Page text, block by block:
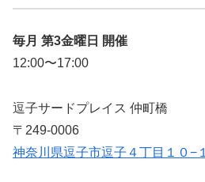
毎月 第3金曜日 開催
12:00〜17:00
逗子サードプレイス 仲町橋
〒249-0006
神奈川県逗子市逗子４丁目１０−１